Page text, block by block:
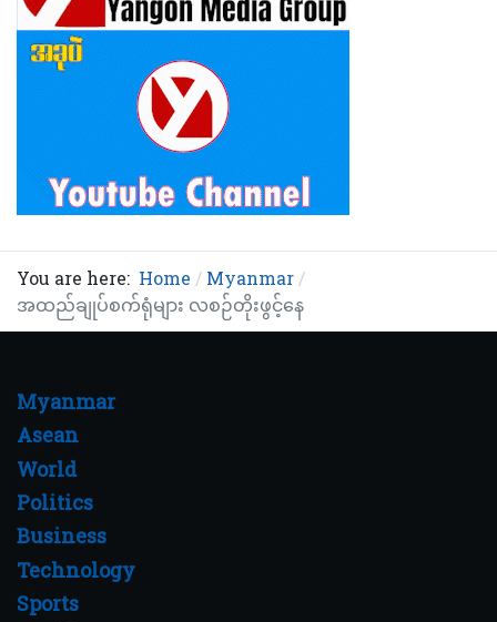
You are here: Home
Myanmar
အထည်ချုပ်စက်ရုံများ လစဉ်တိုးဖွင့်နေ
Myanmar
Asean
World
Politics
Business
Technology
Sports